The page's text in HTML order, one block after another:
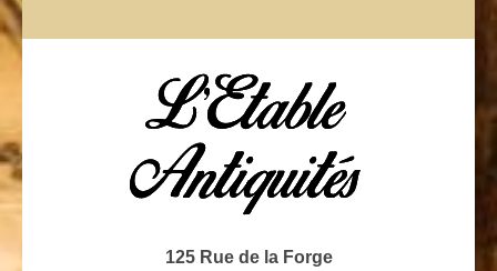
125 Rue de la Forge